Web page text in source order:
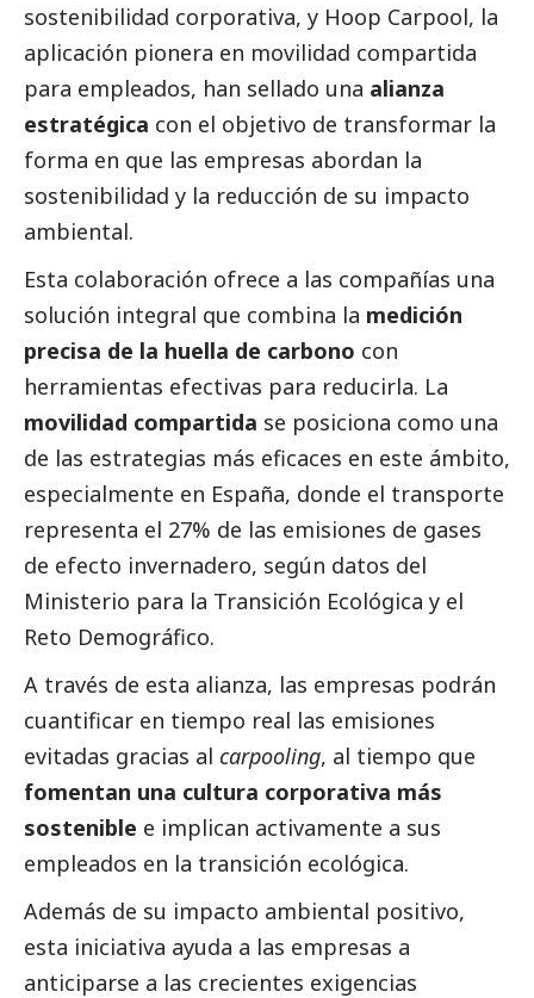
sostenibilidad corporativa, y Hoop Carpool, la
aplicación pionera en movilidad compartida
para empleados, han sellado una alianza
estratégica con el objetivo de transformar la
forma en que las empresas abordan la
sostenibilidad y la reducción de su impacto
ambiental.
Esta colaboración ofrece a las compañías una
solución integral que combina la medición
precisa de la huella de carbono con
herramientas efectivas para reducirla. La
movilidad compartida se posiciona como una
de las estrategias más eficaces en este ámbito,
especialmente en España, donde el transporte
representa el 27% de las emisiones de gases
de efecto invernadero, según datos del
Ministerio para la Transición Ecológica y el
Reto Demográfico.
A través de esta alianza, las empresas podrán
cuantificar en tiempo real las emisiones
evitadas gracias al carpooling, al tiempo que
fomentan una cultura corporativa más
sostenible e implican activamente a sus
empleados en la transición ecológica.
Además de su impacto ambiental positivo,
esta iniciativa ayuda a las empresas a
anticiparse a las crecientes exigencias